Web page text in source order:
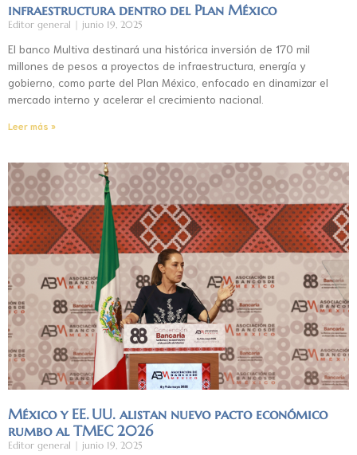
infraestructura dentro del Plan México
Editor general junio 19, 2025
El banco Multiva destinará una histórica inversión de 170 mil
millones de pesos a proyectos de infraestructura, energía y
gobierno, como parte del Plan México, enfocado en dinamizar el
mercado interno y acelerar el crecimiento nacional.
Leer más »
México y EE. UU. alistan nuevo pacto económico
rumbo al TMEC 2026
Editor general junio 19, 2025